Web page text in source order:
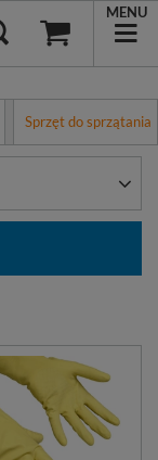
MENU
Sprzęt do sprzątania